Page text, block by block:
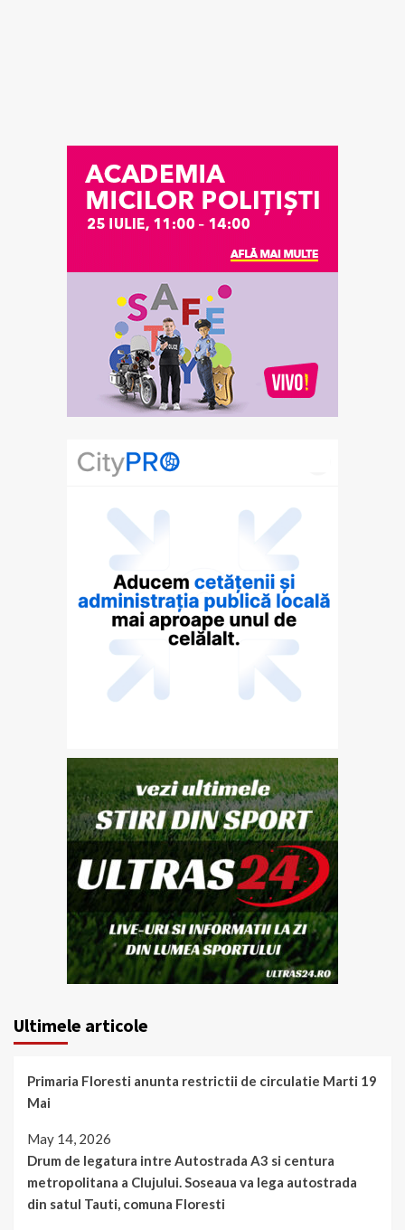
Ultimele articole
Primaria Floresti anunta restrictii de circulatie Marti 19
Mai
May 14, 2026
Drum de legatura intre Autostrada A3 si centura
metropolitana a Clujului. Soseaua va lega autostrada
din satul Tauti, comuna Floresti